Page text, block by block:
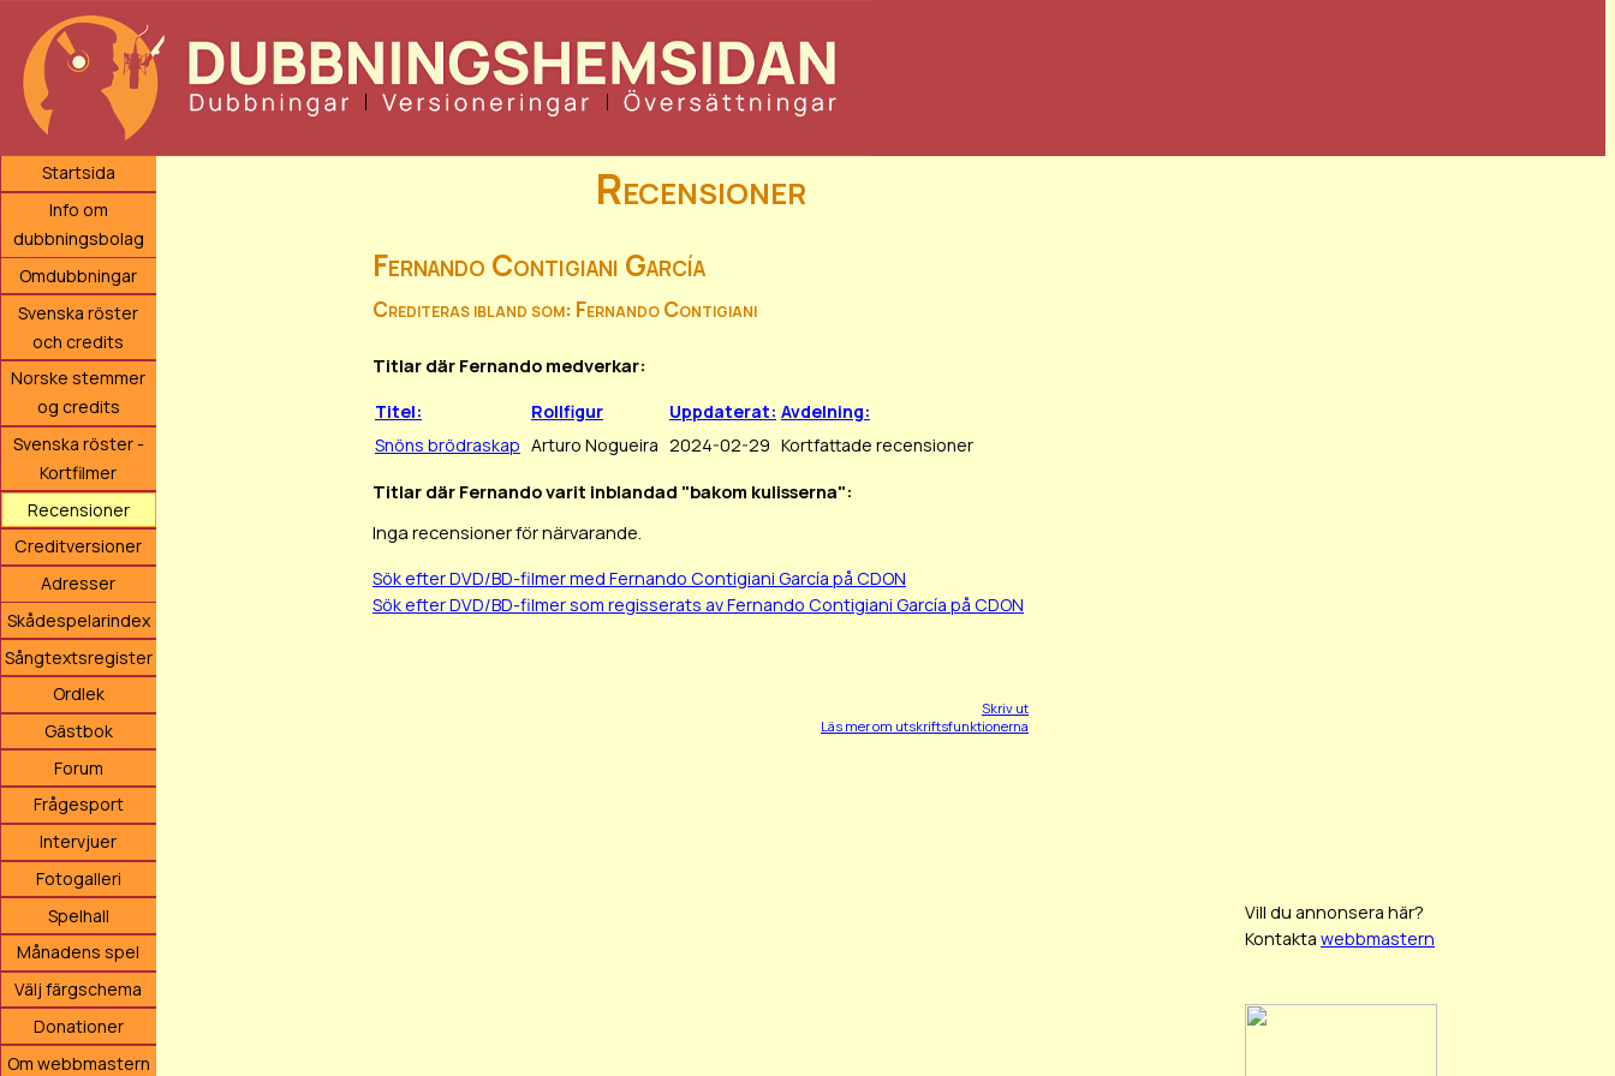
Startsida
Info om
dubbningsbolag
Omdubbningar
Svenska röster
och credits
Norske stemmer
og credits
Svenska röster -
Kortfilmer
Recensioner
Creditversioner
Adresser
Skådespelarindex
Sångtextsregister
Ordlek
Gästbok
Forum
Frågesport
Intervjuer
Fotogalleri
Spelhall
Månadens spel
Välj färgschema
Donationer
Om webbmastern
Recensioner
Fernando Contigiani García
Crediteras ibland som: Fernando Contigiani
Titlar där Fernando medverkar:
Titel: Rollfigur Uppdaterat: Avdelning:
Snöns brödraskap Arturo Nogueira 2024-02-29 Kortfattade recensioner
Titlar där Fernando varit inblandad "bakom kulisserna":
Inga recensioner för närvarande.
Sök efter DVD/BD-filmer med Fernando Contigiani García på CDON
Sök efter DVD/BD-filmer som regisserats av Fernando Contigiani García på CDON
Skriv ut
Läs mer om utskriftsfunktionerna
Vill du annonsera här?
Kontakta webbmastern